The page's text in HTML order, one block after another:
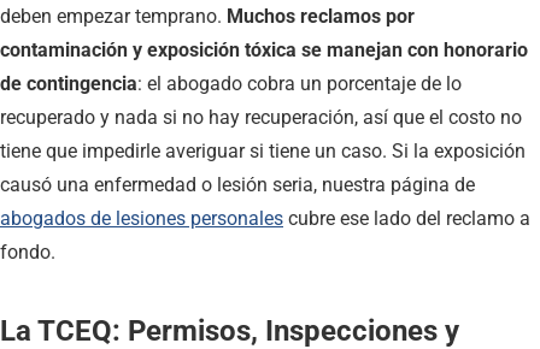
deben empezar temprano. Muchos reclamos por
contaminación y exposición tóxica se manejan con honorario
de contingencia: el abogado cobra un porcentaje de lo
recuperado y nada si no hay recuperación, así que el costo no
tiene que impedirle averiguar si tiene un caso. Si la exposición
causó una enfermedad o lesión seria, nuestra página de
abogados de lesiones personales cubre ese lado del reclamo a
fondo.
La TCEQ: Permisos, Inspecciones y